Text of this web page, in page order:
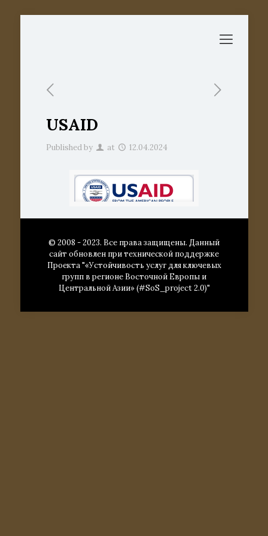
USAID
Published by at 12.04.2024
© 2008 - 2023. Все права защищены. Данный
сайт обновлен при технической поддержке
Проекта "«Устойчивость услуг для ключевых
групп в регионе Восточной Европы и
Центральной Азии» (#SoS_project 2.0)"